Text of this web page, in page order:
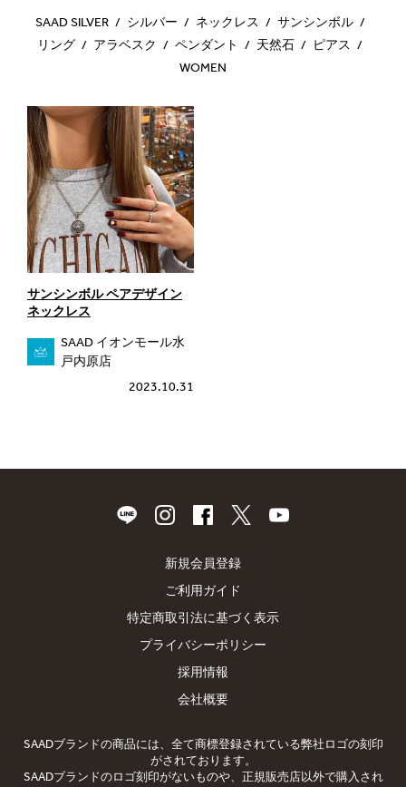
SAAD SILVER シルバー ネックレス
サンシンボル
リング
アラベスク ペンダント 天然石
ピアス
WOMEN
サンシンボル ペアデザイン
ネックレス
SAAD イオンモール水
戸内原店
2023.10.31
新規会員登録
ご利用ガイド
特定商取引法に基づく表示
プライバシーポリシー
採用情報
会社概要
SAADブランドの商品には、全て商標登録されている弊社ロゴの刻印
がされております。
SAADブランドのロゴ刻印がないものや、正規販売店以外で購入され